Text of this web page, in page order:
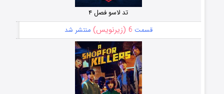
تد لاسو فصل ۴
قسمت 6 (زیرنویس) منتشر شد